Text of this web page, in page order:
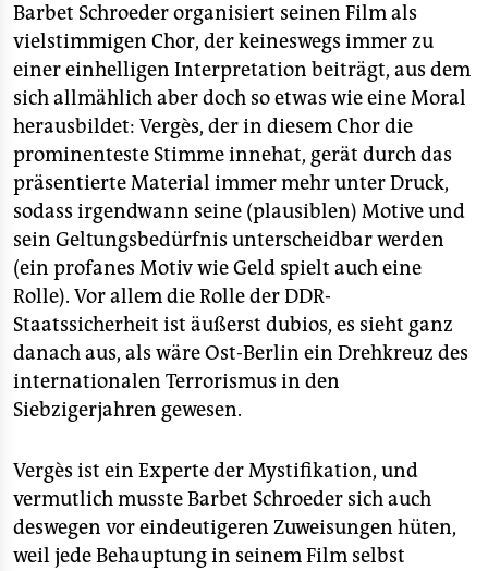
Barbet Schroeder organisiert seinen Film als
vielstimmigen Chor, der keineswegs immer zu
einer einhelligen Interpretation beiträgt, aus dem
sich allmählich aber doch so etwas wie eine Moral
herausbildet: Vergès, der in diesem Chor die
prominenteste Stimme innehat, gerät durch das
präsentierte Material immer mehr unter Druck,
sodass irgendwann seine (plausiblen) Motive und
sein Geltungsbedürfnis unterscheidbar werden
(ein profanes Motiv wie Geld spielt auch eine
Rolle). Vor allem die Rolle der DDR-
Staatssicherheit ist äußerst dubios, es sieht ganz
danach aus, als wäre Ost-Berlin ein Drehkreuz des
internationalen Terrorismus in den
Siebzigerjahren gewesen.
Vergès ist ein Experte der Mystifikation, und
vermutlich musste Barbet Schroeder sich auch
deswegen vor eindeutigeren Zuweisungen hüten,
weil jede Behauptung in seinem Film selbst